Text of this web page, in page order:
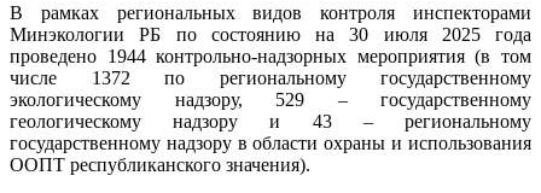
В рамках региональных видов контроля инспекторами
Минэкологии РБ по состоянию на 30 июля 2025 года
проведено 1944 контрольно-надзорных мероприятия (в том
числе 1372 по региональному государственному
экологическому надзору, 529 – государственному
геологическому надзору и 43 – региональному
государственному надзору в области охраны и использования
ООПТ республиканского значения).